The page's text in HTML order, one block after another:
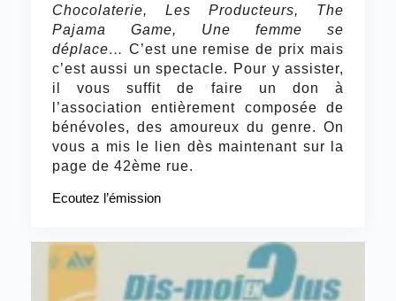
Chocolaterie, Les Producteurs, The
Pajama Game, Une femme se
déplace… C’est une remise de prix mais
c’est aussi un spectacle. Pour y assister,
il vous suffit de faire un don à
l’association entièrement composée de
bénévoles, des amoureux du genre. On
vous a mis le lien dès maintenant sur la
page de 42ème rue.
Ecoutez l’émission